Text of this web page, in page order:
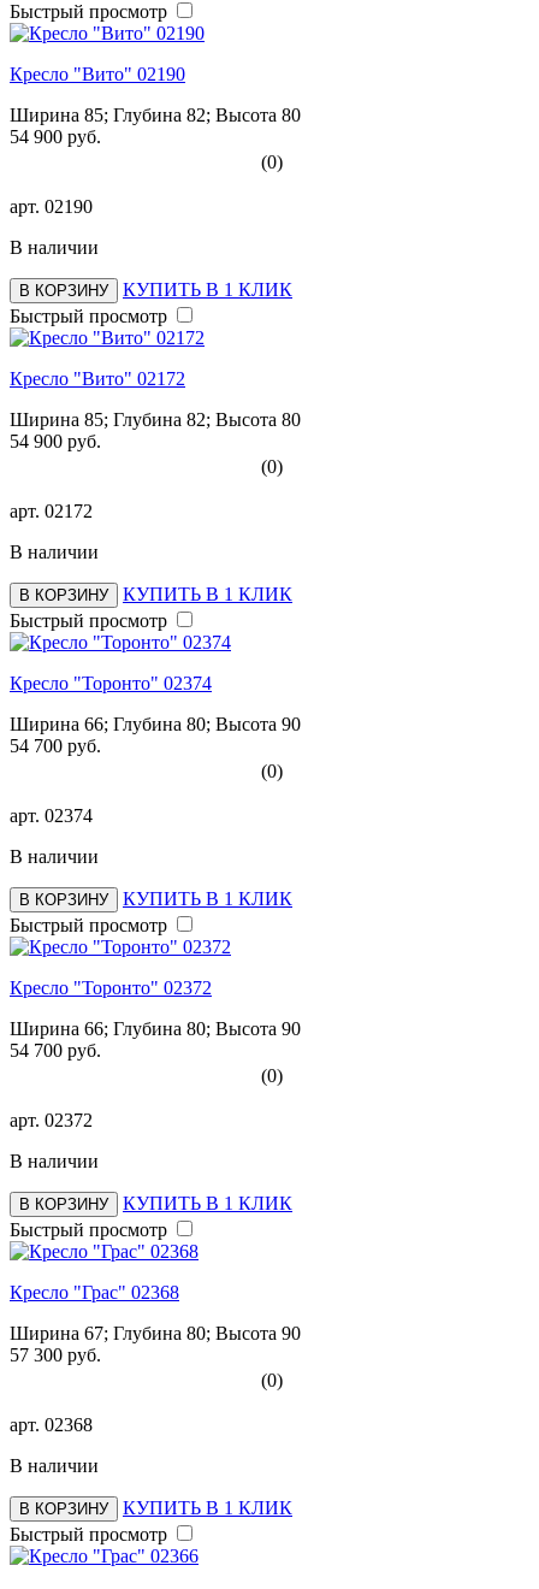
Быстрый просмотр
Кресло "Вито" 02190
Ширина 85; Глубина 82; Высота 80
54 900 руб.
(0)
арт. 02190
В наличии
В КОРЗИНУ
КУПИТЬ В 1 КЛИК
Быстрый просмотр
Кресло "Вито" 02172
Ширина 85; Глубина 82; Высота 80
54 900 руб.
(0)
арт. 02172
В наличии
В КОРЗИНУ
КУПИТЬ В 1 КЛИК
Быстрый просмотр
Кресло "Торонто" 02374
Ширина 66; Глубина 80; Высота 90
54 700 руб.
(0)
арт. 02374
В наличии
В КОРЗИНУ
КУПИТЬ В 1 КЛИК
Быстрый просмотр
Кресло "Торонто" 02372
Ширина 66; Глубина 80; Высота 90
54 700 руб.
(0)
арт. 02372
В наличии
В КОРЗИНУ
КУПИТЬ В 1 КЛИК
Быстрый просмотр
Кресло "Грас" 02368
Ширина 67; Глубина 80; Высота 90
57 300 руб.
(0)
арт. 02368
В наличии
В КОРЗИНУ
КУПИТЬ В 1 КЛИК
Быстрый просмотр